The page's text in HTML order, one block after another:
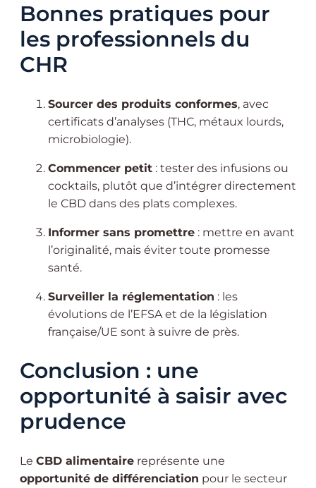
Bonnes pratiques pour
les professionnels du
CHR
Sourcer des produits conformes, avec
certificats d’analyses (THC, métaux lourds,
microbiologie).
Commencer petit : tester des infusions ou
cocktails, plutôt que d’intégrer directement
le CBD dans des plats complexes.
Informer sans promettre : mettre en avant
l’originalité, mais éviter toute promesse
santé.
Surveiller la réglementation : les
évolutions de l’EFSA et de la législation
française/UE sont à suivre de près.
Conclusion : une
opportunité à saisir avec
prudence
Le CBD alimentaire représente une
opportunité de différenciation pour le secteur